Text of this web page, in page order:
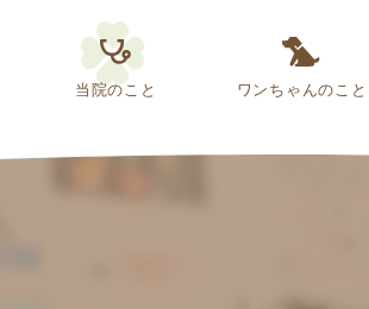
当院のこと ワンちゃんのこと